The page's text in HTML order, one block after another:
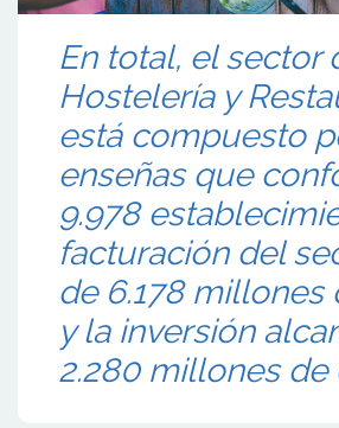
En total, el sector
Hostelería y
está compuesto
enseñas que
9.978
facturación del
de 6.178 millones
y la inversión
2.280 millones de